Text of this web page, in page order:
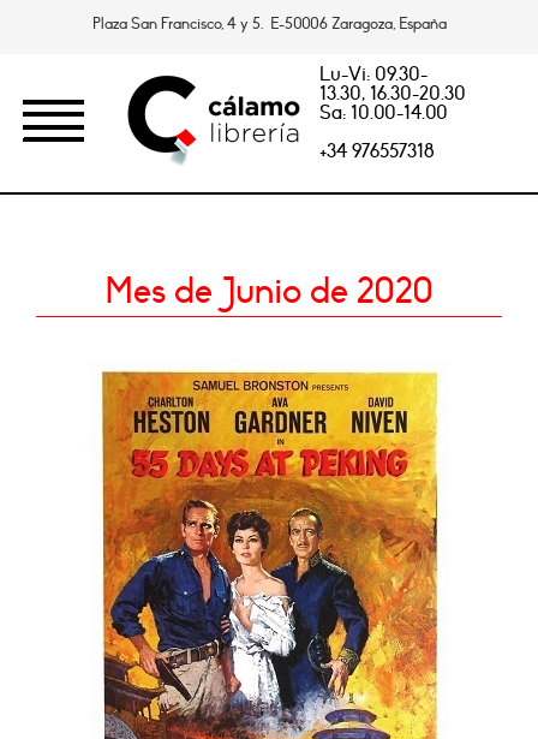
Plaza San Francisco, 4 y 5. E-50006 Zaragoza, España
Lu-Vi: 09.30-
13.30, 16.30-20.30
Sa: 10.00-14.00
+34 976557318
Mes de Junio de 2020